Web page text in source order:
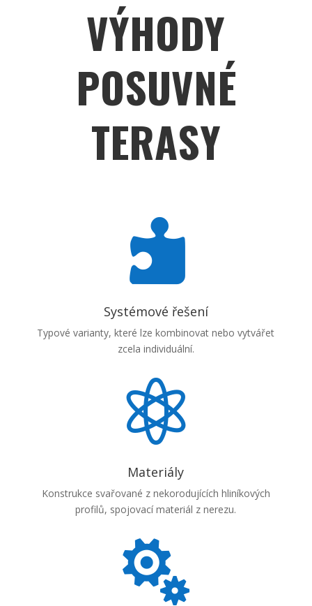
VÝHODY
POSUVNÉ
TERASY

Systémové řešení
Typové varianty, které lze kombinovat nebo vytvářet
zcela individuální.

Materiály
Konstrukce svařované z nekorodujících hliníkových
profilů, spojovací materiál z nerezu.
